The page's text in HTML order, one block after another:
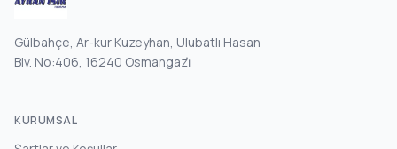
Gülbahçe, Ar-kur Kuzeyhan, Ulubatlı Hasan
Blv. No:406, 16240 Osmangazi̇
KURUMSAL